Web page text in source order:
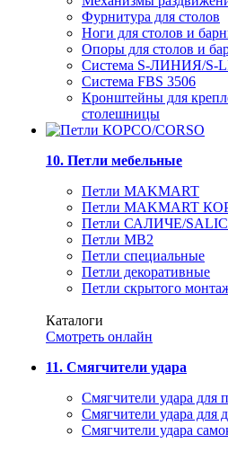
Фурнитура для столов
Ноги для столов и
Опоры для столов и
Система S-ЛИНИЯ/S-
Система FBS 3506
Кронштейны для
столешницы
10. Петли мебельные
Петли MAKMART
Петли MAKMART
Петли САЛИЧЕ/
Петли MB2
Петли специальные
Петли декоративные
Петли скрытого
Каталоги
Смотреть онлайн
11. Смягчители удара
Смягчители удара для
Смягчители удара для
Cмягчители удара